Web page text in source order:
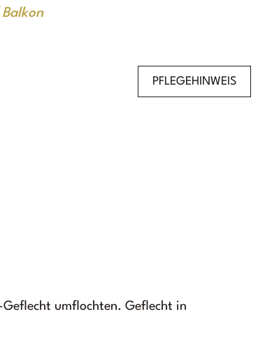
PFLEGEHINWEIS
umflochten. Geflecht in